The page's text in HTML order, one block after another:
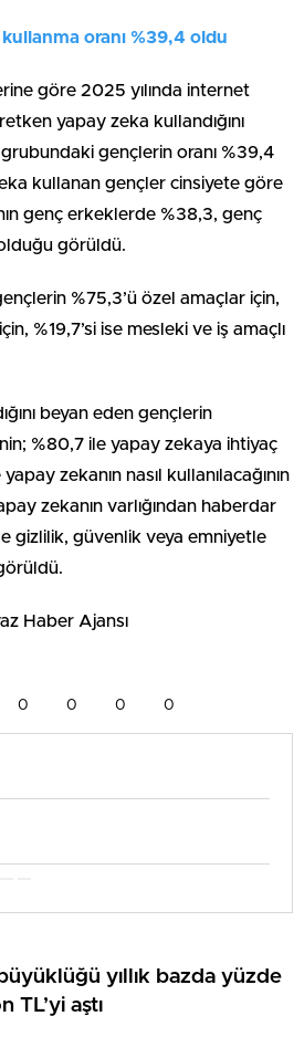
oranı %39,4 oldu
göre 2025 yılında internet
yapay zeka kullandığını
gençlerin oranı %39,4
kullanan gençler cinsiyete göre
genç erkeklerde %38,3, genç
görüldü.
%75,3’ü özel amaçlar için,
%19,7’si ise mesleki ve iş amaçlı
beyan eden gençlerin
%80,7 ile yapay zekaya ihtiyaç
zekanın nasıl kullanılacağının
zekanın varlığından haberdar
gizlilik, güvenlik veya emniyetle
Haber Ajansı
0 0 0 0
yıllık bazda yüzde
TL’yi aştı